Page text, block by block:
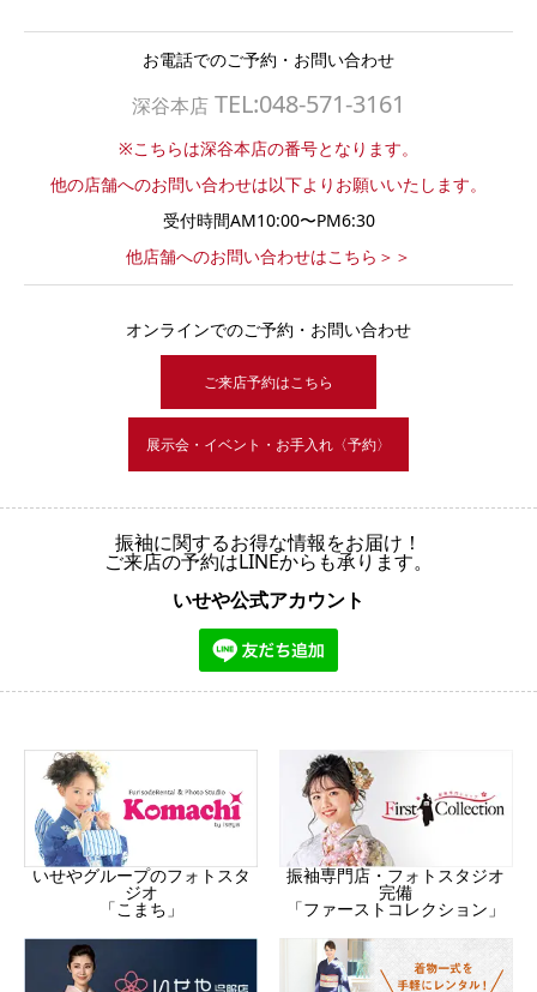
お電話でのご予約・お問い合わせ
深谷本店 TEL:048-571-3161
※こちらは深谷本店の番号となります。
他の店舗へのお問い合わせは以下よりお願いいたします。
受付時間AM10:00〜PM6:30
他店舗へのお問い合わせはこちら＞＞
オンラインでのご予約・お問い合わせ
ご来店予約はこちら
展示会・イベント・お手入れ〈予約〉
振袖に関するお得な情報をお届け！
ご来店の予約はLINEからも承ります。
いせや公式アカウント
いせやグループのフォトスタ
ジオ
「こまち」
振袖専門店・フォトスタジオ
完備
「ファーストコレクション」